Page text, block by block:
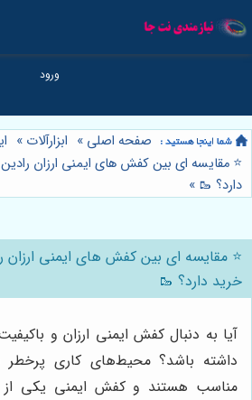
صفحه اصلی » ابزارآلات »
⭐️ مقایسه ای بین کفش های ایمنی ارزان
دارد؟ 🥾 »
⭐️ مقایسه ای بین کفش های ایمنی ارزان
خرید دارد؟ 🥾
آیا به دنبال کفش ایمنی ارزان و
داشته باشد؟ محیط‌های کاری پرخطر
مناسب هستند و کفش ایمنی یکی از